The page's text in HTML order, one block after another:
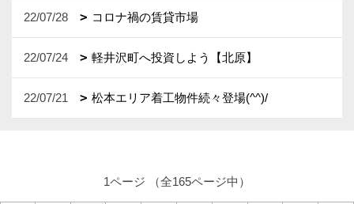
22/07/28 コロナ禍の賃貸市場
22/07/24 軽井沢町へ投資しよう【北原】
22/07/21 松本エリア着工物件続々登場(^^)/
1ページ （全165ページ中）